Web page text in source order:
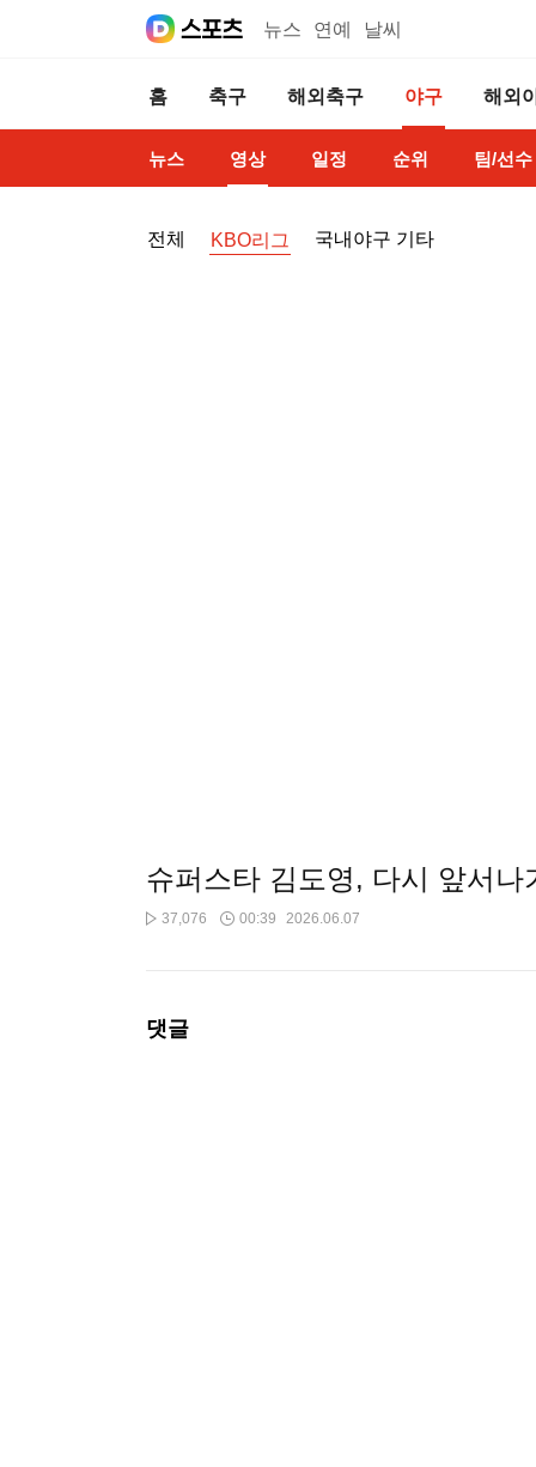
뉴스 연예 날씨
홈 축구 해외축구 야구 해외
뉴스 영상 일정 순위 팀/선수
전체 KBO리그 국내야구 기타
슈퍼스타 김도영, 다시 앞서나
37,076 00:39 2026.06.07
댓글